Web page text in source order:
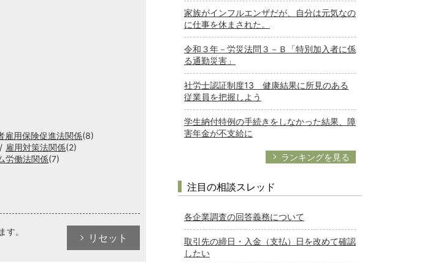
雇用保険促進法関係(8)
雇用対策法関係(2)
労働法関係(7)
。
リセット
家族がインフルエンザだが、自分は元気なの
に仕事を休まされた。
令和３年－労災法問３－Ｂ「特別加入者に係
る通勤災害」
社労士認証制度13 健康結果に所見のある
従業員を把握しよう
学生納付特例の手続きをしなかった結果、障
害年金が不支給に
ランキングを見る
注目の相談スレッド
各企業調査の回答義務について
取引先の締日・入金（支払）日を改めて確認
したい